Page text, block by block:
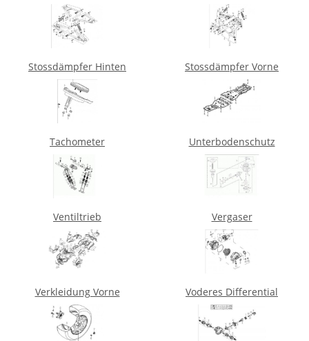
Stossdämpfer Hinten Stossdämpfer Vorne
Tachometer Unterbodenschutz
Ventiltrieb Vergaser
Verkleidung Vorne Voderes Differential